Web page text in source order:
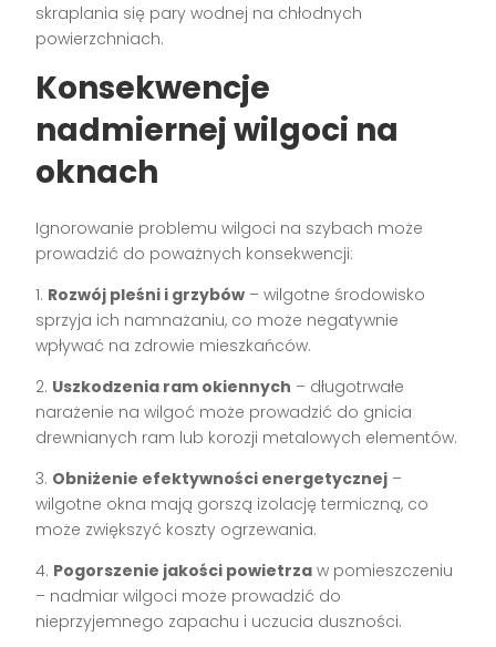
skraplania się pary wodnej na chłodnych
powierzchniach.
Konsekwencje
nadmiernej wilgoci na
oknach
Ignorowanie problemu wilgoci na szybach może
prowadzić do poważnych konsekwencji:
1. Rozwój pleśni i grzybów – wilgotne środowisko
sprzyja ich namnażaniu, co może negatywnie
wpływać na zdrowie mieszkańców.
2. Uszkodzenia ram okiennych – długotrwałe
narażenie na wilgoć może prowadzić do gnicia
drewnianych ram lub korozji metalowych elementów.
3. Obniżenie efektywności energetycznej –
wilgotne okna mają gorszą izolację termiczną, co
może zwiększyć koszty ogrzewania.
4. Pogorszenie jakości powietrza w pomieszczeniu
– nadmiar wilgoci może prowadzić do
nieprzyjemnego zapachu i uczucia duszności.